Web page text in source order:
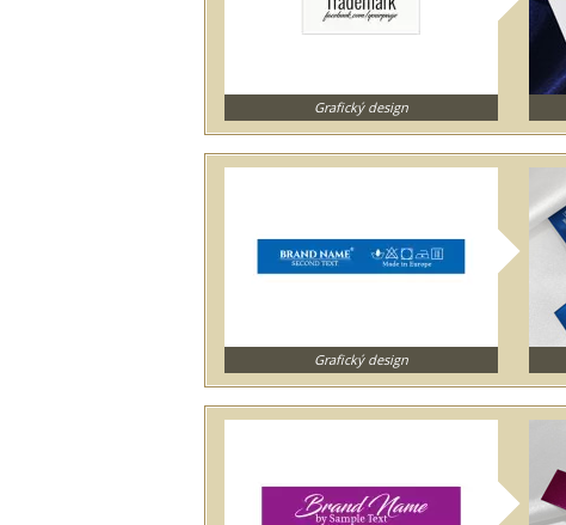
Grafický design
Grafický design